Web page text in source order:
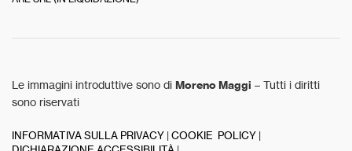
Le immagini introduttive sono di Moreno Maggi – Tutti i diritti
sono riservati
INFORMATIVA SULLA PRIVACY | COOKIE POLICY |